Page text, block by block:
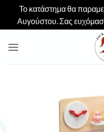
Το κατάστημα θα
Αυγούστου. Σας
στο